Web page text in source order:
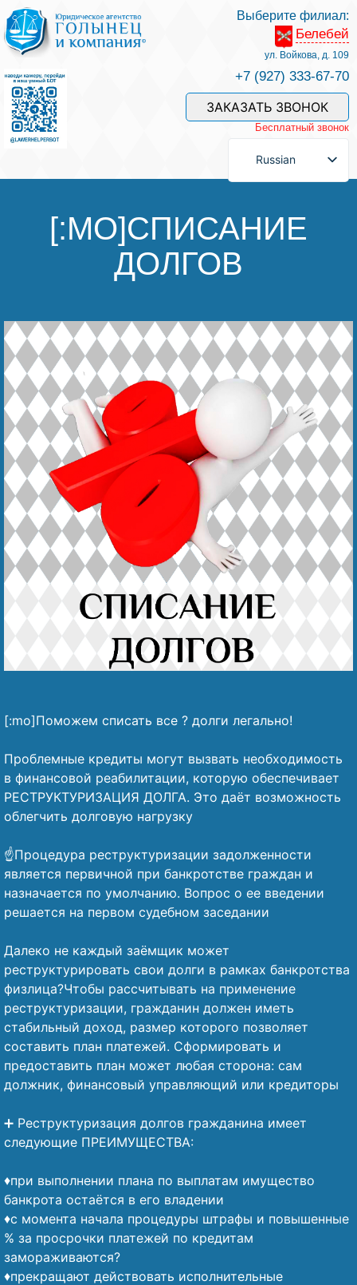
Услуги и наши специалисты
Оплата услуг
Задать вопрос
Наши победы
Пожаловаться на сотрудника
Выберите филиал:
Белебей
ул. Войкова, д. 109
+7 (927) 333-67-70
ЗАКАЗАТЬ ЗВОНОК
Бесплатный звонок
Russian
[:MO]СПИСАНИЕ
ДОЛГОВ
[:mo]Поможем списать все ? долги легально!
Проблемные кредиты могут вызвать необходимость
в финансовой реабилитации, которую обеспечивает
РЕСТРУКТУРИЗАЦИЯ ДОЛГА. Это даёт возможность
облегчить долговую нагрузку
☝️Процедура реструктуризации задолженности
является первичной при банкротстве граждан и
назначается по умолчанию. Вопрос о ее введении
решается на первом судебном заседании
Далеко не каждый заёмщик может
реструктурировать свои долги в рамках банкротства
физлица?Чтобы рассчитывать на применение
реструктуризации, гражданин должен иметь
стабильный доход, размер которого позволяет
составить план платежей. Сформировать и
предоставить план может любая сторона: сам
должник, финансовый управляющий или кредиторы
➕ Реструктуризация долгов гражданина имеет
следующие ПРЕИМУЩЕСТВА:
♦️при выполнении плана по выплатам имущество
банкрота остаётся в его владении
♦️с момента начала процедуры штрафы и повышенные
% за просрочки платежей по кредитам
замораживаются?
♦️прекращают действовать исполнительные